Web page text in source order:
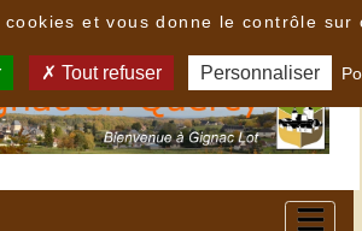
et vous donne le contrôle sur
Tout refuser Personnaliser